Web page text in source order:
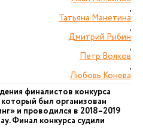
,
Татьяна Манетина
,
Дмитрий Рыбин
,
Петр Волков
,
Любовь Конева
финалистов конкурса
был организован
и проводился в 2018–2019
Финал конкурса судили